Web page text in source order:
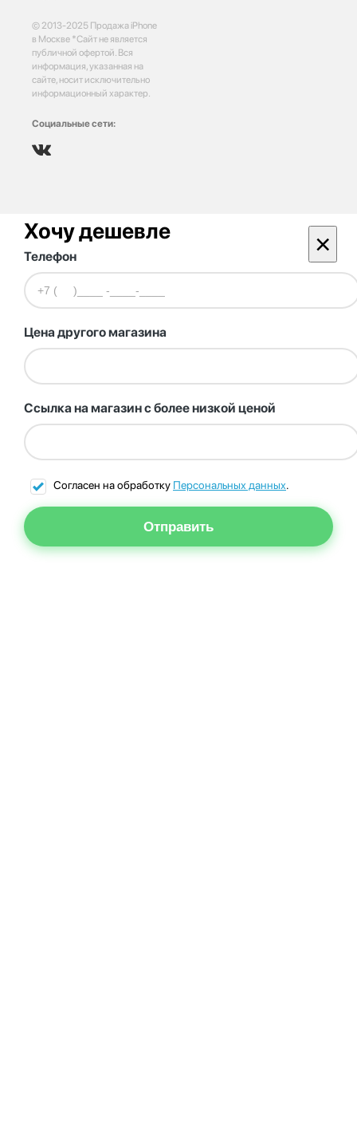
© 2013-2025 Продажа iPhone
в Москве *Сайт не является
публичной офертой. Вся
информация, указанная на
сайте, носит исключительно
информационный характер.
Социальные сети:
Хочу дешевле ×
Телефон
Цена другого магазина
Ссылка на магазин с более низкой ценой
Согласен на обработку Персональных данных.
Отправить